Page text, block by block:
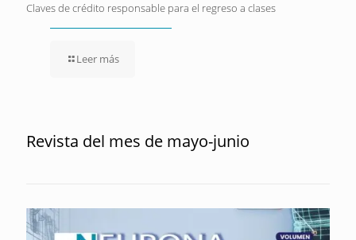
Claves de crédito responsable para el regreso a clases
Leer más
Revista del mes de mayo-junio